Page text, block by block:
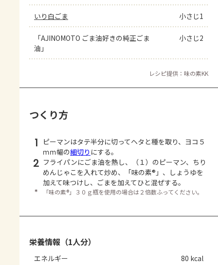
いり白ごま 小さじ1
「AJINOMOTO ごま油好きの純正ごま
油」
小さじ2
レシピ提供：味の素KK
つくり方
1
ピーマンはタテ半分に切ってヘタと種を取り、ヨコ５
ｍｍ幅の細切り にする。
2 フライパンにごま油を熱し、（１）のピーマン、ちり
めんじゃこを入れて炒め、「味の素®」、しょうゆを
加えて味つけし、ごまを加えてひと混ぜする。
＊ 「味の素®」３０ｇ瓶を使用の場合は２倍数ふってください。
栄養情報（1人分）
エネルギー 80 kcal